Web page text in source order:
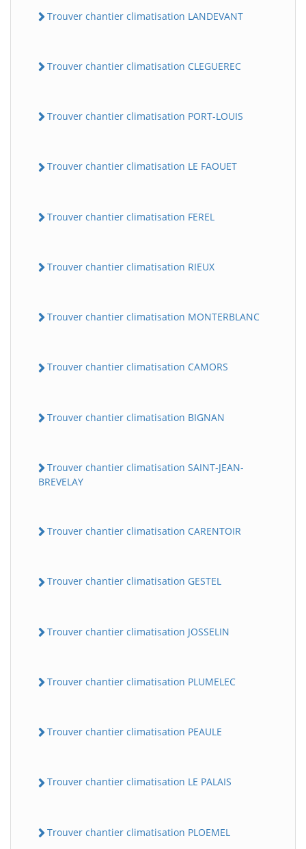
Trouver chantier climatisation LANDEVANT
Trouver chantier climatisation CLEGUEREC
Trouver chantier climatisation PORT-LOUIS
Trouver chantier climatisation LE FAOUET
Trouver chantier climatisation FEREL
Trouver chantier climatisation RIEUX
Trouver chantier climatisation MONTERBLANC
Trouver chantier climatisation CAMORS
Trouver chantier climatisation BIGNAN
Trouver chantier climatisation SAINT-JEAN-
BREVELAY
Trouver chantier climatisation CARENTOIR
Trouver chantier climatisation GESTEL
Trouver chantier climatisation JOSSELIN
Trouver chantier climatisation PLUMELEC
Trouver chantier climatisation PEAULE
Trouver chantier climatisation LE PALAIS
Trouver chantier climatisation PLOEMEL